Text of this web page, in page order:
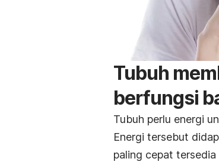
Tubuh
berfungsi
Tubuh perlu energi
Energi tersebut
paling cepat